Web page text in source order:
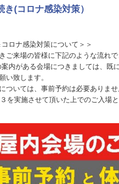
(コロナ感染対策）
ロナ感染対策について＞＞
ご来場の皆様に下記のような流れ
内がある会場につきましては、既
い致します。
ついては、事前予約は必要ありま
を実施させて頂いた上でのご入場